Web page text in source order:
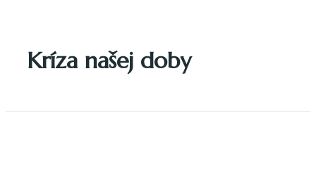
Kríza našej doby